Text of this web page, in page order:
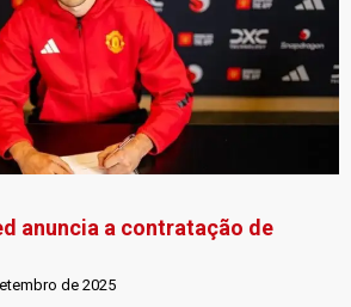
anuncia a contratação de
de 2025